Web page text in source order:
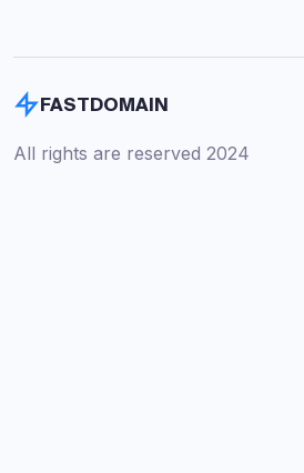
FASTDOMAIN
All rights are reserved 2024